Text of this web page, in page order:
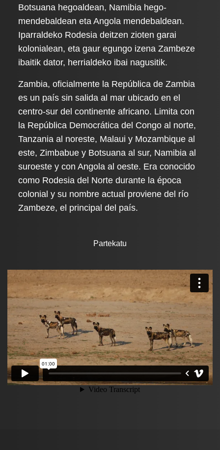
Botsuana hegoaldean, Namibia hego-
mendebaldean eta Angola mendebaldean.
Iparraldeko Rodesia deitzen zioten garai
kolonialean, eta gaur egungo izena Zambeze
ibaitik dator, herrialdeko ibai nagusitik.
Zambia, oficialmente la República de Zambia
es un país sin salida al mar ubicado en el
centro-sur del continente africano. Limita con
la República Democrática del Congo al norte,
Tanzania al noreste, Malaui y Mozambique al
este, Zimbabue y Botsuana al sur, Namibia al
suroeste y con Angola al oeste. Era conocido
como Rodesia del Norte durante la época
colonial y su nombre actual proviene del río
Zambeze, el principal del país.
Partekatu